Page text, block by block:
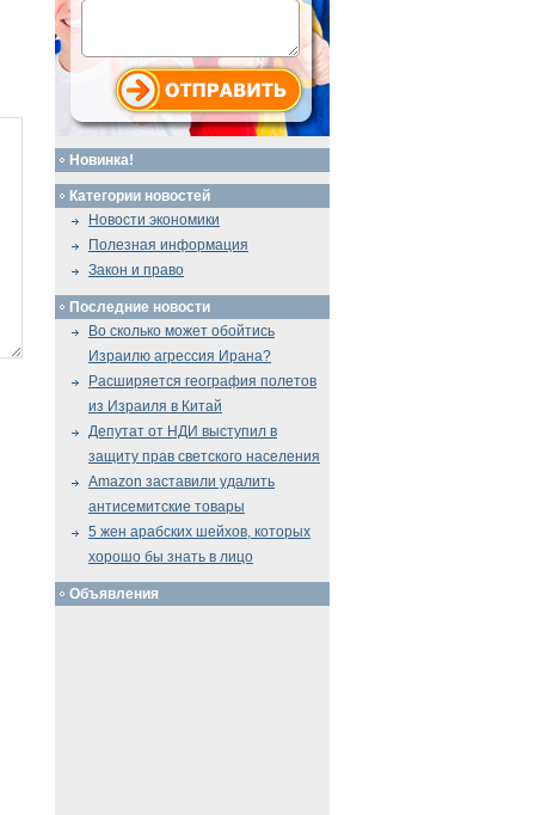
Новинка!
Категории новостей
Новости экономики
Полезная информация
Закон и право
Последние новости
Во сколько может обойтись
Израилю агрессия Ирана?
Расширяется география полетов
из Израиля в Китай
Депутат от НДИ выступил в
защиту прав светского населения
Amazon заставили удалить
антисемитские товары
5 жен арабских шейхов, которых
хорошо бы знать в лицо
Объявления